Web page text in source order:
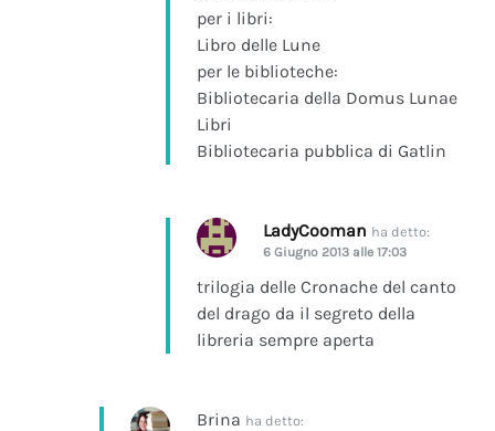
per i libri:
Libro delle Lune
per le biblioteche:
Bibliotecaria della Domus Lunae
Libri
Bibliotecaria pubblica di Gatlin
LadyCooman ha detto:
6 Giugno 2013 alle 17:03
trilogia delle Cronache del canto
del drago da il segreto della
libreria sempre aperta
Brina ha detto: